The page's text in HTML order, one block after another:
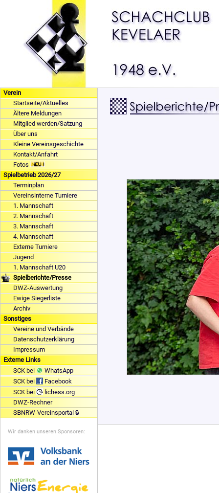
Verein
Startseite/Aktuelles
Ältere Meldungen
Mitglied werden/Satzung
Über uns
Kleine Vereinsgeschichte
Kontakt/Anfahrt
Fotos
Spielbetrieb 2026/27
Terminplan
Vereinsinterne Turniere
1. Mannschaft
2. Mannschaft
3. Mannschaft
4. Mannschaft
Externe Turniere
Jugend
1. Mannschaft U20
Spielberichte/Presse
DWZ-Auswertung
Ewige Siegerliste
Archiv
Sonstiges
Vereine und Verbände
Datenschutzerklärung
Impressum
Externe Links
SCK bei
WhatsApp
SCK bei
Facebook
SCK bei
lichess.org
DWZ-Rechner
SBNRW-Vereinsportal 🔒
Wir danken unseren Sponsoren: